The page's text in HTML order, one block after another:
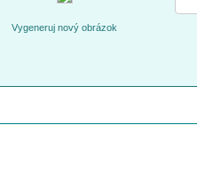
Vygeneruj nový obrázok